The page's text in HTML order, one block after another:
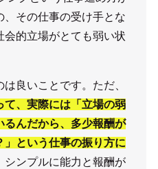
その仕事の受け手とな
会的立場がとても弱い状
良いことです。ただ、
て、実際には「立場の弱
るんだから、多少報酬が
という仕事の振り方に
シンプルに能力と報酬が